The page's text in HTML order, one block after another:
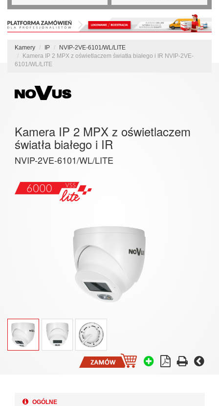
Kamery IP
NVIP-2VE-6101/WL/LITE
Kamera IP 2 MPX z oświetlaczem światła białego i IR NVIP-2VE-
6101/WL/LITE
Kamera IP 2 MPX z oświetlaczem
światła białego i IR
NVIP-2VE-6101/WL/LITE
OGÓLNE